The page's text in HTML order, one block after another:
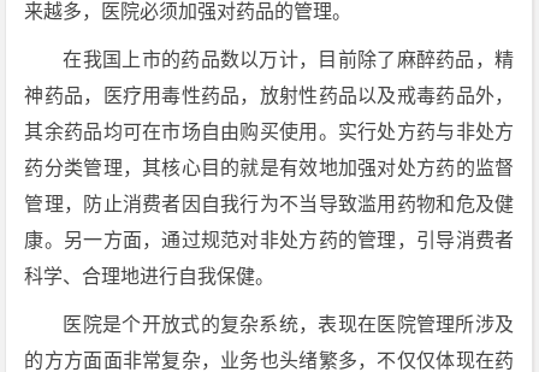
来越多，医院必须加强对药品的管理。
在我国上市的药品数以万计，目前除了麻醉药品，精
神药品，医疗用毒性药品，放射性药品以及戒毒药品外，
其余药品均可在市场自由购买使用。实行处方药与非处方
药分类管理，其核心目的就是有效地加强对处方药的监督
管理，防止消费者因自我行为不当导致滥用药物和危及健
康。另一方面，通过规范对非处方药的管理，引导消费者
科学、合理地进行自我保健。
医院是个开放式的复杂系统，表现在医院管理所涉及
的方方面面非常复杂，业务也头绪繁多，不仅仅体现在药